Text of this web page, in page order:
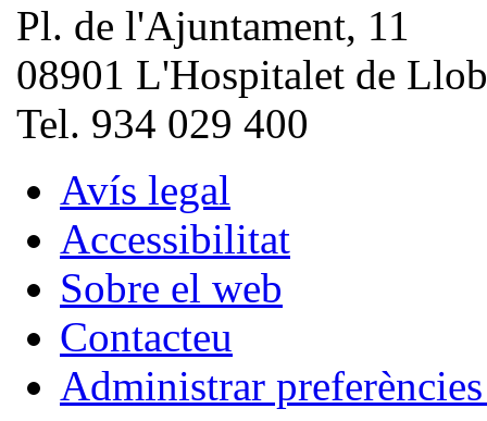
Pl. de l'Ajuntament, 11
08901 L'Hospitalet de
Tel. 934 029 400
Avís legal
Accessibilitat
Sobre el web
Contacteu
Administrar